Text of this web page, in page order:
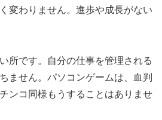
変わりません。進歩や成長がない
所です。自分の仕事を管理される
ません。パソコンゲームは、血判
ンコ同様もうすることはありませ